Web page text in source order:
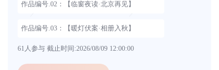
作品编号.02：【临窗夜读·北京再见】
作品编号.03：【暖灯伏案·相册入秋】
61人参与 截止时间:2026/08/09 12:00:00